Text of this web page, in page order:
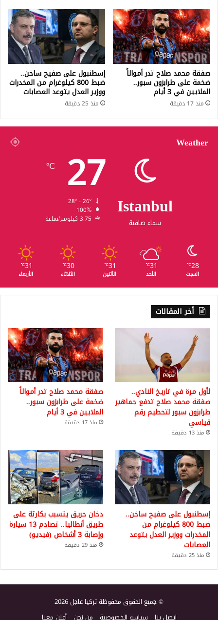
صفقة محمد صلاح تدر أموالاً
ضخمة على طرابزون سبور..
الملايين في 3 أيام
منذ 17 دقيقة
إسطنبول على صفيح ساخن..
ضبط 800 كيلوغرام من المخدرات
ووزير العدل يتوعد العصابات
منذ 25 دقيقة
Weather
Istanbul
سماء صافية
27
℃
100%
3.75 كيلومتر/ساعة
28
℃
السبت
31
℃
الأحد
31
℃
الأثنين
30
℃
الثلاثاء
31
℃
الأربعاء
أخر المقالات
لأول مرة في تاريخ النادي..
صفقة محمد صلاح تدفع جماهير
طرابزون سبور لتحطيم رقم
قياسي
منذ 13 دقيقة
صفقة محمد صلاح تدر أموالاً
ضخمة على طرابزون سبور..
الملايين في 3 أيام
منذ 17 دقيقة
إسطنبول على صفيح ساخن..
ضبط 800 كيلوغرام من
المخدرات ووزير العدل يتوعد
العصابات
منذ 25 دقيقة
دخان حريق يتسبب بكارثة على
طريق أنطاليا.. تصادم 13 سيارة
وإصابة 3 أشخاص (فيديو)
منذ 29 دقيقة
© جميع الحقوق محفوظة تركيا عاجل 2026
اتصل بنا سياسة الخصوصية من نحن أعلن معنا